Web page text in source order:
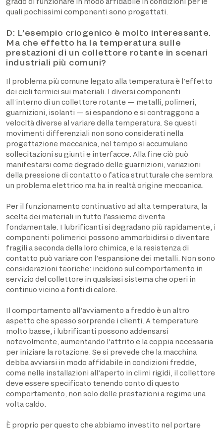
quali pochissimi componenti sono progettati.
D: L’esempio criogenico è molto interessante.
Ma che effetto ha la temperatura sulle
prestazioni di un collettore rotante in scenari
industriali più comuni?
Il problema più comune legato alla temperatura è l’effetto
dei cicli termici sui materiali. I diversi componenti
all’interno di un collettore rotante — metalli, polimeri,
guarnizioni, isolanti — si espandono e si contraggono a
velocità diverse al variare della temperatura. Se questi
movimenti differenziali non sono considerati nella
progettazione meccanica, nel tempo si accumulano
sollecitazioni su giunti e interfacce. Alla fine ciò può
manifestarsi come degrado delle guarnizioni, variazioni
della pressione di contatto o fatica strutturale che sembra
un problema elettrico ma ha in realtà origine meccanica.
Per il funzionamento continuativo ad alta temperatura, la
scelta dei materiali in tutto l’assieme diventa
fondamentale. I lubrificanti si degradano più rapidamente, i
componenti polimerici possono ammorbidirsi o diventare
fragili a seconda della loro chimica, e la resistenza di
contatto può variare con l’espansione dei metalli. Non sono
considerazioni teoriche: incidono sul comportamento in
servizio del collettore in qualsiasi sistema che operi in
continuo vicino a fonti di calore.
Il comportamento all’avviamento a freddo è un altro
aspetto che spesso sorprende i clienti. A temperature
molto basse, i lubrificanti possono addensarsi
notevolmente, aumentando l’attrito e la coppia necessaria
per iniziare la rotazione. Se si prevede che la macchina
debba avviarsi in modo affidabile in condizioni fredde,
come nelle installazioni all’aperto in climi rigidi, il collettore
deve essere specificato tenendo conto di questo
comportamento, non solo delle prestazioni a regime una
volta caldo.
È proprio per questo che abbiamo investito nel portare